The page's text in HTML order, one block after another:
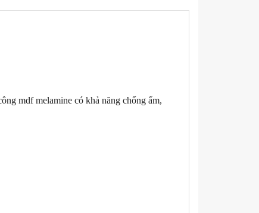
mdf melamine có khả năng chống ẩm,